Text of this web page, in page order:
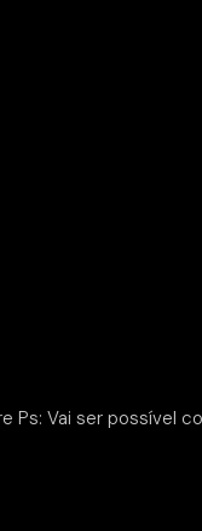
Ps: Vai ser possível